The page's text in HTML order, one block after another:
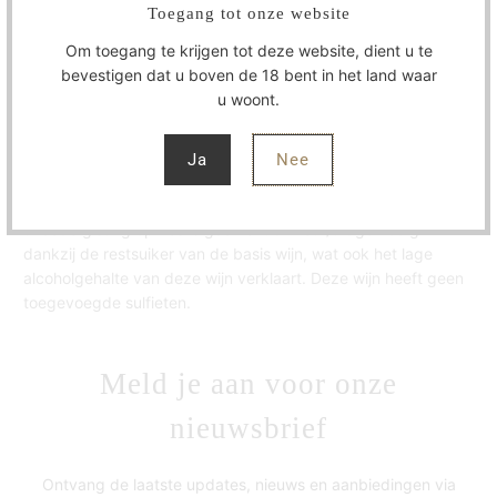
aroma's van rood fruit zoals kersen, aalbes, framboos en
aardbeien. Het is een aangename wijn met een zachte bubbel
en een laag alcohol gehalte van 10 %.
De druiven voor deze wijn worden geperst en vervolgens
vindt fermentatie plaats in roestvrijstalen tanks, na een paar
tweede gisting op fles is geen extra likeur/tirage nodig
dankzij de restsuiker van de basis wijn, wat ook het lage
alcoholgehalte van deze wijn verklaart. Deze wijn heeft geen
toegevoegde sulfieten.
Meld je aan voor onze
nieuwsbrief
Ontvang de laatste updates, nieuws en aanbiedingen via
Toegang tot onze website
Om toegang te krijgen tot deze website, dient u te
bevestigen dat u boven de 18 bent in het land waar
u woont.
Ja Nee